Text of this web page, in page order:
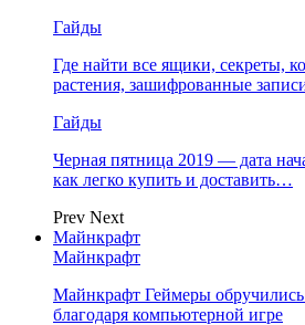
Гайды
Где найти все ящики, секреты,
растения, зашифрованные
Гайды
Черная пятница 2019 — дата
как легко купить и доставить…
Prev Next
Майнкрафт
Майнкрафт
Майнкрафт Геймеры обручились
благодаря компьютерной игре